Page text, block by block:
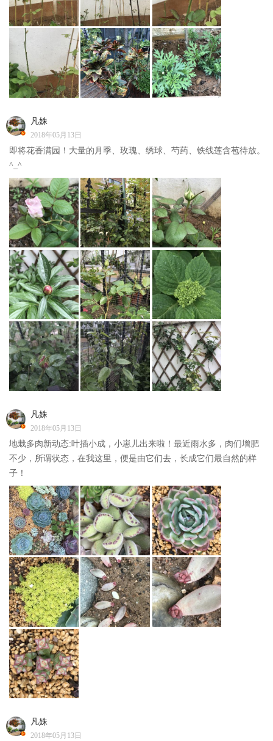
凡姝
2018年05月13日
即将花香满园！大量的月季、玫瑰、绣球、芍药、铁线莲含苞待放。
^_^
凡姝
2018年05月13日
地栽多肉新动态:叶插小成，小崽儿出来啦！最近雨水多，肉们增肥
不少，所谓状态，在我这里，便是由它们去，长成它们最自然的样
子！
凡姝
2018年05月13日